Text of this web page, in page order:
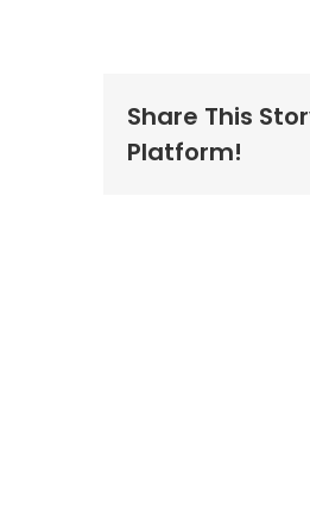
Share This
Platform!